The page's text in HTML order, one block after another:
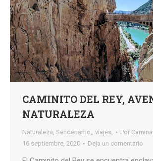
CAMINITO DEL REY,
NATURALEZA
Naturaleza, Senderismo,, viajes, Por
16 septiembre, 2020
Deja un comentario